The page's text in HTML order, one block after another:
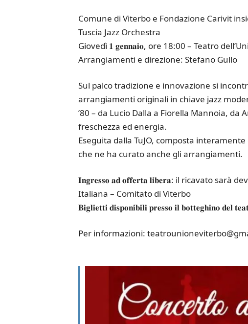
Comune di Viterbo e Fondazione Carivit
Tuscia Jazz Orchestra
Giovedì 𝟏 𝐠𝐞𝐧𝐧𝐚𝐢𝐨, ore 18:00 – Teatro
Arrangiamenti e direzione: Stefano Gullo
Sul palco tradizione e innovazione si
arrangiamenti originali in chiave jazz
’80 – da Lucio Dalla a Fiorella Mannoia,
freschezza ed energia.
Eseguita dalla TuJO, composta
che ne ha curato anche gli arrangiamenti.
𝐈𝐧𝐠𝐫𝐞𝐬𝐬𝐨 𝐚𝐝 𝐨𝐟𝐟𝐞𝐫𝐭𝐚 𝐥𝐢𝐛𝐞𝐫𝐚: il ricavato
Italiana – Comitato di Viterbo
𝐁𝐢𝐠𝐥𝐢𝐞𝐭𝐭𝐢 𝐝𝐢𝐬𝐩𝐨𝐧𝐢𝐛𝐢𝐥𝐢 𝐩𝐫𝐞𝐬𝐬𝐨 𝐢𝐥 𝐛𝐨𝐭𝐭𝐞𝐠𝐡𝐢𝐧𝐨 𝐝𝐞𝐥
Per informazioni: